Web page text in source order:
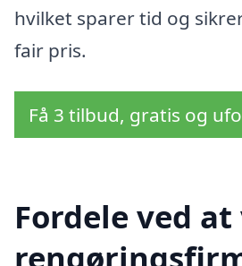
hvilket sparer tid og
fair pris.
Få 3 tilbud, gratis og
Fordele ved